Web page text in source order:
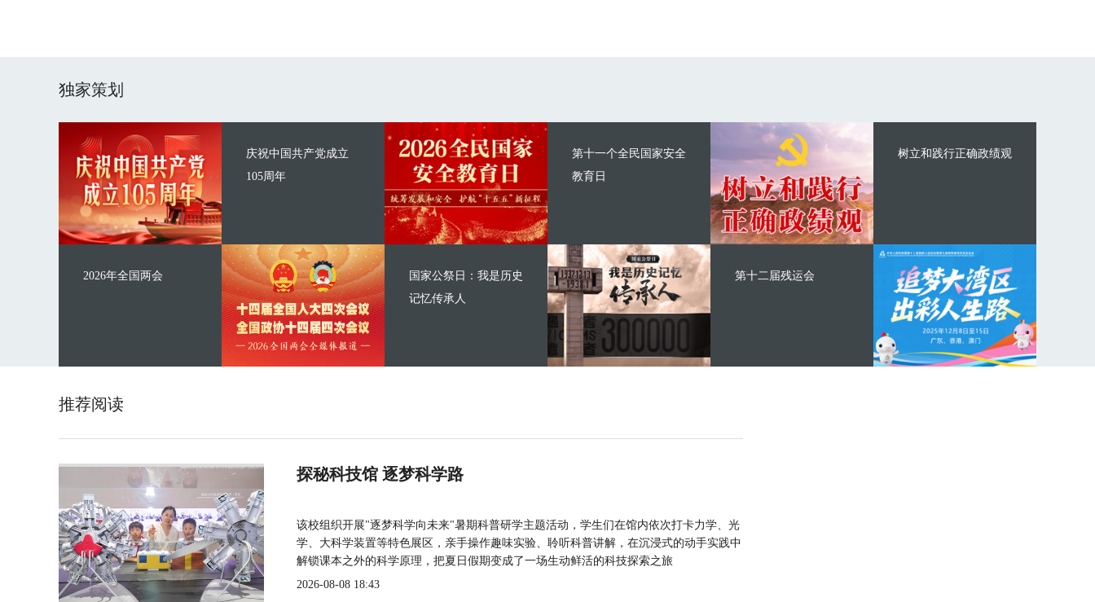
独家策划
庆祝中国共产党成立
105周年
2026年全国两会
第十一个全民国家安全
教育日
国家公祭日：我是历史
记忆传承人
树立和践行正确政绩观
第十二届残运会
推荐阅读
探秘科技馆 逐梦科学路
该校组织开展"逐梦科学向未来"暑期科普研学主题活动，学生们在馆内依次打卡力学、光
学、大科学装置等特色展区，亲手操作趣味实验、聆听科普讲解，在沉浸式的动手实践中
解锁课本之外的科学原理，把夏日假期变成了一场生动鲜活的科技探索之旅
2026-08-08 18:43